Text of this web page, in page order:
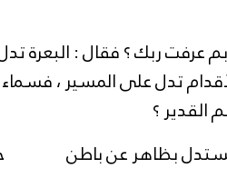
عرفت ربك ؟ فقال : البعرة
تدل على المسير ،
القدير ؟
بظاهر عن باطن حيث